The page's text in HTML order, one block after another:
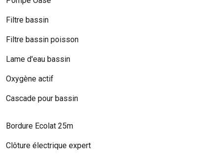
Filtre bassin
Filtre bassin poisson
Lame d'eau bassin
Oxygène actif
Cascade pour bassin
Bordure Ecolat 25m
Clôture électrique expert